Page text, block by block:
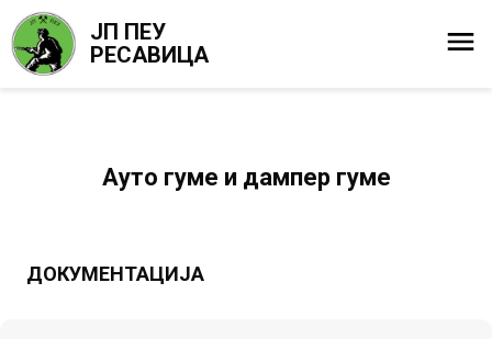
ЈП ПЕУ
РЕСАВИЦА
Aуто гуме и дампер гуме
ДОКУМЕНТАЦИЈА